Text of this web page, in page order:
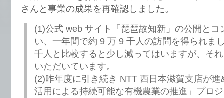
さんと事業の成果を再確認しました。
(1)公式 web サイト「琵琶故知新」の公開とコ
い、一年間で約 9 万 9 千人の訪問を得られま
千人と比較すると少し減ってはいますが、そ
いただいています。
(2)昨年度に引き続き NTT 西日本滋賀支店が
活用による持続可能な有機農業の推進」プロ